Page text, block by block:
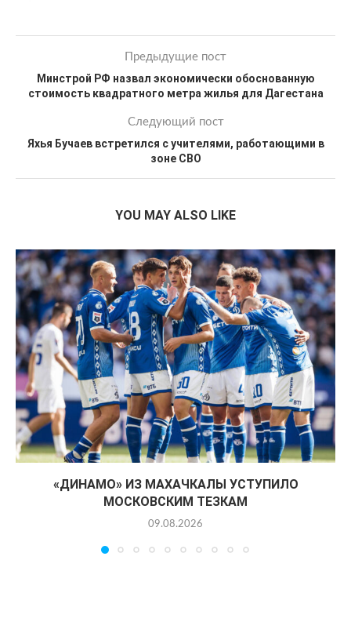
Предыдущие пост
Минстрой РФ назвал экономически обоснованную
стоимость квадратного метра жилья для Дагестана
Следующий пост
Яхья Бучаев встретился с учителями, работающими в
зоне СВО
YOU MAY ALSO LIKE
«ДИНАМО» ИЗ МАХАЧКАЛЫ УСТУПИЛО
МОСКОВСКИМ ТЕЗКАМ
09.08.2026